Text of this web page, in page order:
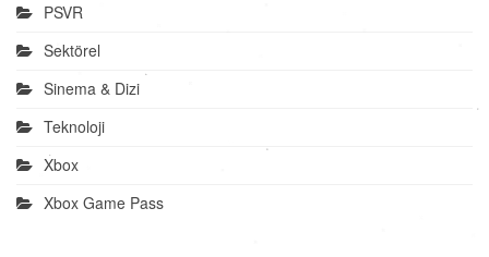
PSVR
Sektörel
Sinema & Dizi
Teknoloji
Xbox
Xbox Game Pass